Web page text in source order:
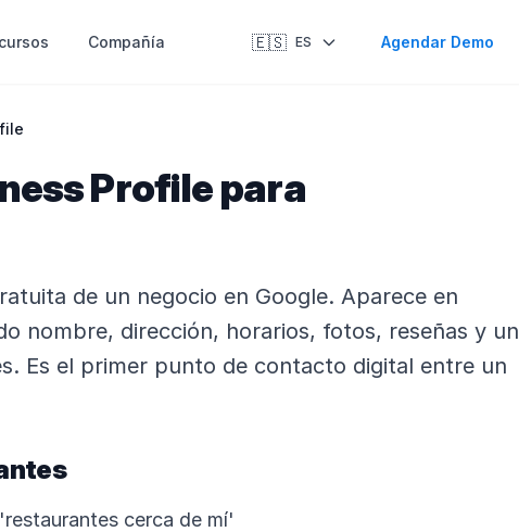
Compañía 🇪🇸 ES Agendar Demo
Profile para
de un negocio en Google. Aparece en
nombre, dirección, horarios, fotos, reseñas y un
Es el primer punto de contacto digital entre un
cerca de mí'